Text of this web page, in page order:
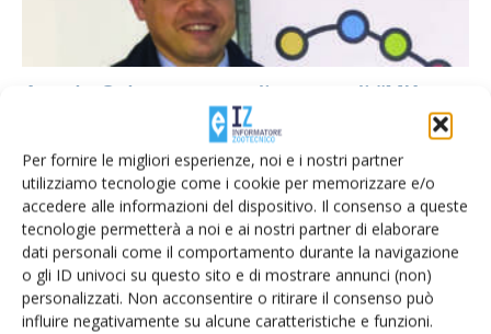
Per fornire le migliori esperienze, noi e i nostri partner
utilizziamo tecnologie come i cookie per memorizzare e/o
accedere alle informazioni del dispositivo. Il consenso a queste
tecnologie permetterà a noi e ai nostri partner di elaborare
dati personali come il comportamento durante la navigazione
o gli ID univoci su questo sito e di mostrare annunci (non)
personalizzati. Non acconsentire o ritirare il consenso può
influire negativamente su alcune caratteristiche e funzioni.
Angelo Coletta nuovo direttore di “M’Ama
Di Carlo Borrelli 4 Gennaio 2018